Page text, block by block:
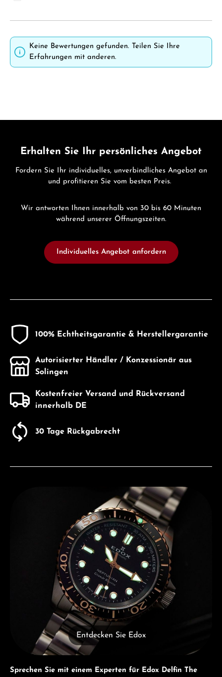
Keine Bewertungen gefunden. Teilen Sie Ihre
Erfahrungen mit anderen.
Erhalten Sie Ihr persönliches Angebot
Fordern Sie Ihr individuelles, unverbindliches Angebot an
und profitieren Sie vom besten Preis.
Wir antworten Ihnen innerhalb von 30 bis 60 Minuten
während unserer Öffnungszeiten.
Individuelles Angebot anfordern
100% Echtheitsgarantie & Herstellergarantie
Autorisierter Händler / Konzessionär aus
Solingen
Kostenfreier Versand und Rückversand
innerhalb DE
30 Tage Rückgabrecht
Entdecken Sie Edox
Sprechen Sie mit einem Experten für Edox Delfin The